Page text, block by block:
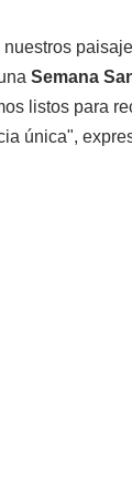
Semana
listos para
única",